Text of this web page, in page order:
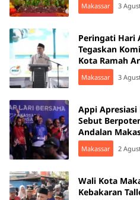
Makassar 3
Peringati Hari
Tegaskan
Kota Ramah
Makassar 3
Appi Apresiasi
Sebut
Andalan
Makassar 2
Wali Kota
Kebakaran